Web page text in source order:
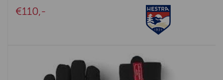
€110,-